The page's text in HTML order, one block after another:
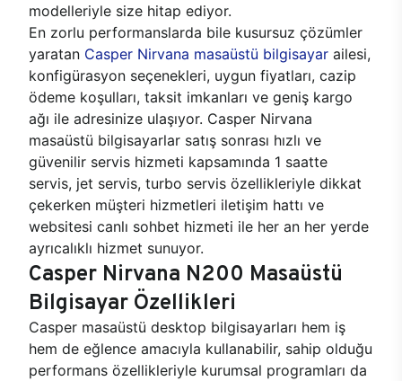
modelleriyle size hitap ediyor.
En zorlu performanslarda bile kusursuz çözümler
yaratan Casper Nirvana masaüstü bilgisayar ailesi,
konfigürasyon seçenekleri, uygun fiyatları, cazip
ödeme koşulları, taksit imkanları ve geniş kargo
ağı ile adresinize ulaşıyor. Casper Nirvana
masaüstü bilgisayarlar satış sonrası hızlı ve
güvenilir servis hizmeti kapsamında 1 saatte
servis, jet servis, turbo servis özellikleriyle dikkat
çekerken müşteri hizmetleri iletişim hattı ve
websitesi canlı sohbet hizmeti ile her an her yerde
ayrıcalıklı hizmet sunuyor.
Casper Nirvana N200 Masaüstü
Bilgisayar Özellikleri
Casper masaüstü desktop bilgisayarları hem iş
hem de eğlence amacıyla kullanabilir, sahip olduğu
performans özellikleriyle kurumsal programları da